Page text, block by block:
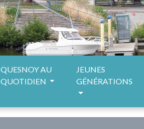
QUESNOY AU
QUOTIDIEN
JEUNES
GÉNÉRATIONS